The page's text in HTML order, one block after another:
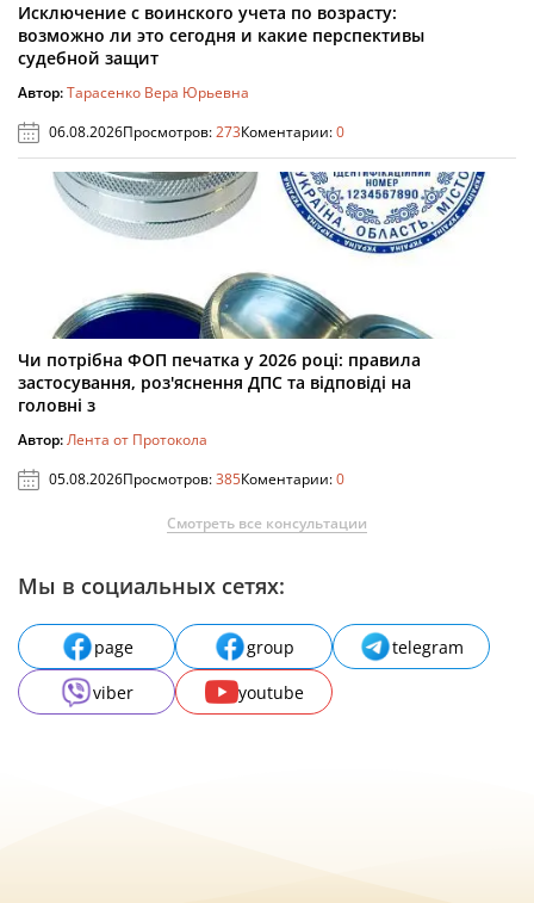
Исключение с воинского учета по возрасту:
возможно ли это сегодня и какие перспективы
судебной защит
Автор:Тарасенко Вера Юрьевна
06.08.2026Просмотров:273Коментарии:0
Чи потрібна ФОП печатка у 2026 році: правила
застосування, роз'яснення ДПС та відповіді на
головні з
Автор:Лента от Протокола
05.08.2026Просмотров:385Коментарии:0
Смотреть все консультации
Мы в социальных сетях:
page group
telegram
viber
youtube